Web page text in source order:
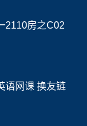
2110房之C02
语网课 换友链